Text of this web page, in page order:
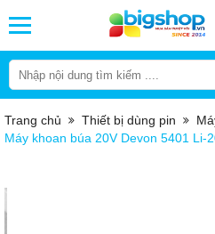
Trang chủ Thiết bị dùng pin
Máy khoan búa 20V Devon 5401 Li-